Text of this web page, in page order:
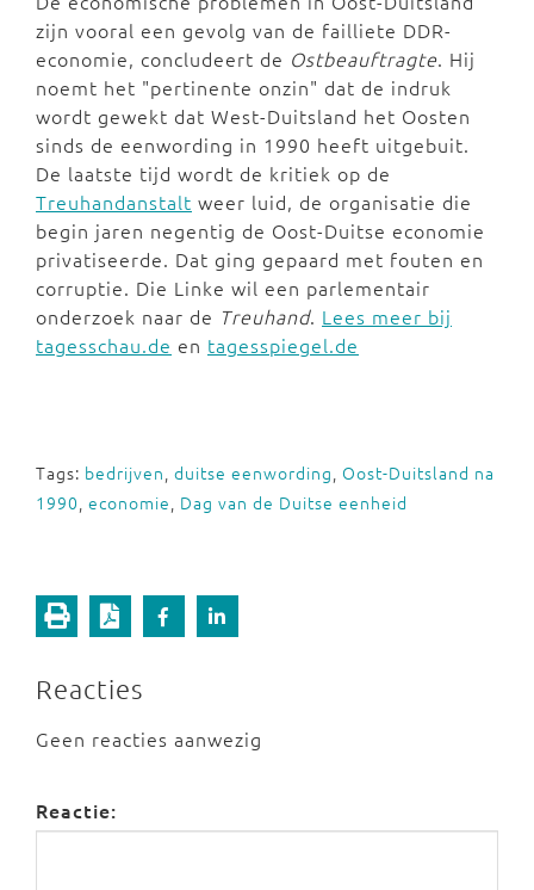
zijn vooral een gevolg van de failliete DDR-
economie, concludeert de Ostbeauftragte. Hij
noemt het "pertinente onzin" dat de indruk
wordt gewekt dat West-Duitsland het Oosten
sinds de eenwording in 1990 heeft uitgebuit.
De laatste tijd wordt de kritiek op de
Treuhandanstalt weer luid, de organisatie die
begin jaren negentig de Oost-Duitse economie
privatiseerde. Dat ging gepaard met fouten en
corruptie. Die Linke wil een parlementair
onderzoek naar de Treuhand. Lees meer bij
tagesschau.de en tagesspiegel.de
Tags: bedrijven, duitse eenwording, Oost-Duitsland na
1990, economie, Dag van de Duitse eenheid
Reacties
Geen reacties aanwezig
Reactie: